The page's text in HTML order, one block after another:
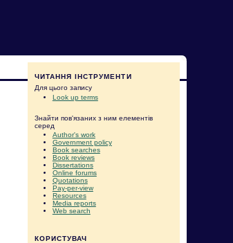
ЧИТАННЯ ІНСТРУМЕНТИ
Для цього запису
Look up terms
Знайти пов'язаних з ним елементів
серед
Author's work
Government policy
Book searches
Book reviews
Dissertations
Online forums
Quotations
Pay-per-view
Resources
Media reports
Web search
КОРИСТУВАЧ